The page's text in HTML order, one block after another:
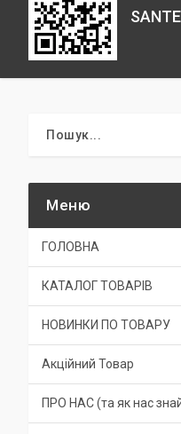
ГОЛОВНА
КАТАЛОГ ТОВАРІВ
НОВИНКИ ПО ТОВАРУ
Акційний Товар
ПРО НАС (та як нас